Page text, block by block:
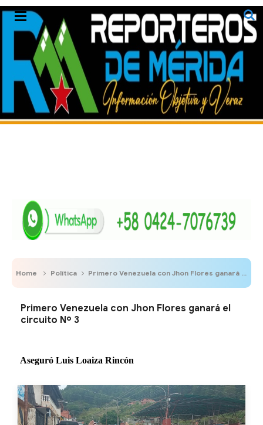
Home Política Primero Venezuela con Jhon Flores ganará el circuito Nº 3
Primero Venezuela con Jhon Flores ganará el
circuito Nº 3
Aseguró Luis Loaiza Rincón